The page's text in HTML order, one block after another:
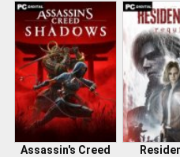
Assassin's Creed